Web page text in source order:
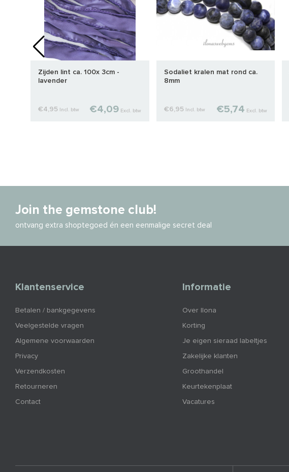
Zijden lint ca. 100x 3cm -
lavender
€4,95 Incl. btw €4,09 Excl. btw
Sodaliet kralen mat rond ca.
8mm
€6,95 Incl. btw €5,74 Excl. btw
Join the gemstone club!
ontvang extra shoptegoed én een eenmalige secret deal
Klantenservice
Betalen / bankgegevens
Veelgestelde vragen
Algemene voorwaarden
Privacy
Verzendkosten
Retourneren
Contact
Informatie
Over Ilona
Korting
Je eigen sieraad labeltjes
Zakelijke klanten
Groothandel
Keurtekenplaat
Vacatures